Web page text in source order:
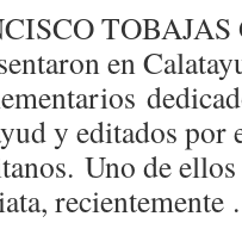
TOBAJAS
en
y editados por
Uno de ellos